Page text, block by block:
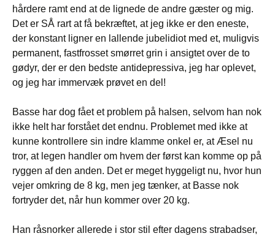
hårdere ramt end at de lignede de andre gæster og mig.
Det er SÅ rart at få bekræftet, at jeg ikke er den eneste,
der konstant ligner en lallende jubelidiot med et, muligvis
permanent, fastfrosset smørret grin i ansigtet over de to
gødyr, der er den bedste antidepressiva, jeg har oplevet,
og jeg har immervæk prøvet en del!
Basse har dog fået et problem på halsen, selvom han nok
ikke helt har forstået det endnu. Problemet med ikke at
kunne kontrollere sin indre klamme onkel er, at Æsel nu
tror, at legen handler om hvem der først kan komme op på
ryggen af den anden. Det er meget hyggeligt nu, hvor hun
vejer omkring de 8 kg, men jeg tænker, at Basse nok
fortryder det, når hun kommer over 20 kg.
Han råsnorker allerede i stor stil efter dagens strabadser,